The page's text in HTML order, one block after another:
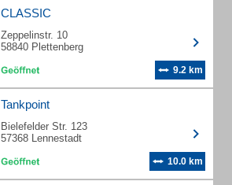
CLASSIC
Zeppelinstr. 10
58840 Plettenberg
9.2 km
Tankpoint
Bielefelder Str. 123
57368 Lennestadt
10.0 km